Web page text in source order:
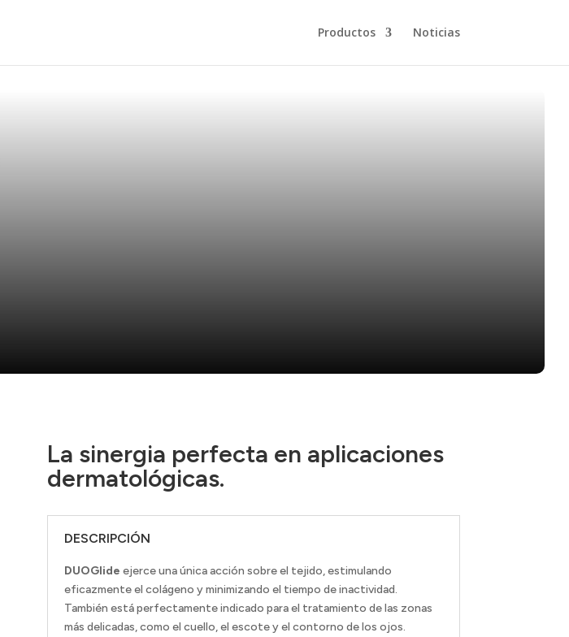
Productos Noticias
La sinergia perfecta en aplicaciones
dermatológicas.
DESCRIPCIÓN
DUOGlide ejerce una única acción sobre el tejido, estimulando
eficazmente el colágeno y minimizando el tiempo de inactividad.
También está perfectamente indicado para el tratamiento de las zonas
más delicadas, como el cuello, el escote y el contorno de los ojos.